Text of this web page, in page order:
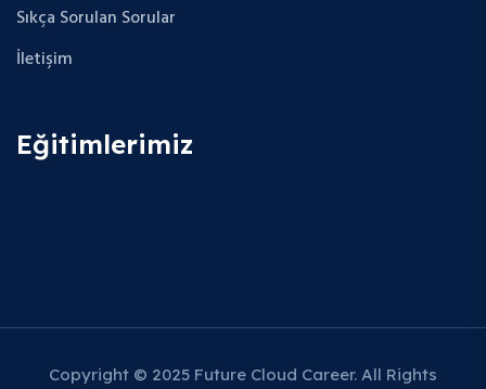
Sıkça Sorulan Sorular
İletişim
Eğitimlerimiz
Copyright © 2025 Future Cloud Career. All Rights